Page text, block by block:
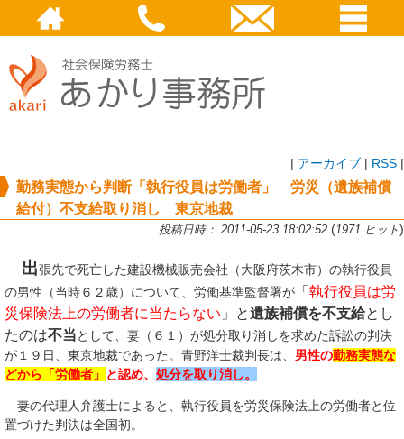
| アーカイブ | RSS |
勤務実態から判断「執行役員は労働者」 労災（遺族補償
給付）不支給取り消し 東京地裁
投稿日時： 2011-05-23 18:02:52 (1971 ヒット)
出張先で死亡した建設機械販売会社（大阪府茨木市）の執行役員
の男性（当時６２歳）について、労働基準監督署が 「 執行役員は労
災保険法上の労働者に当たらない 」と遺族補償を不支給とし
たのは不当として、妻（６１）が処分取り消しを求めた訴訟の判決
が１９日、東京地裁であった。青野洋士裁判長は、 男性の勤務実態な
どから「労働者」 と認め、 処分を取り消し。
妻の代理人弁護士によると、執行役員を労災保険法上の労働者と位
置づけた判決は全国初。